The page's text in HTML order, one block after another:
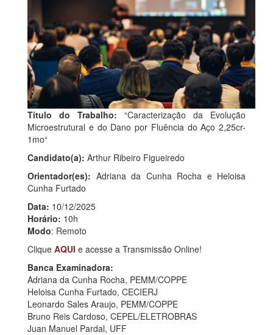
Título do Trabalho: “Caracterização da Evolução
Microestrutural e do Dano por Fluência do Aço 2,25cr-
1mo“
Candidato(a): Arthur Ribeiro Figueiredo
Orientador(es): Adriana da Cunha Rocha e Heloisa
Cunha Furtado
Data: 10/12/2025
Horário: 10h
Modo: Remoto
Clique AQUI e acesse a Transmissão Online!
Banca Examinadora:
Adriana da Cunha Rocha, PEMM/COPPE
Heloisa Cunha Furtado, CECIERJ
Leonardo Sales Araujo, PEMM/COPPE
Bruno Reis Cardoso, CEPEL/ELETROBRAS
Juan Manuel Pardal, UFF